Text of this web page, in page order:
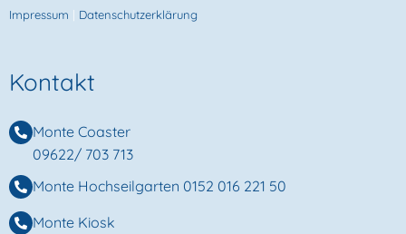
Impressum | Datenschutzerklärung
Kontakt
Monte Coaster
09622/ 703 713
Monte Hochseilgarten 0152 016 221 50
Monte Kiosk